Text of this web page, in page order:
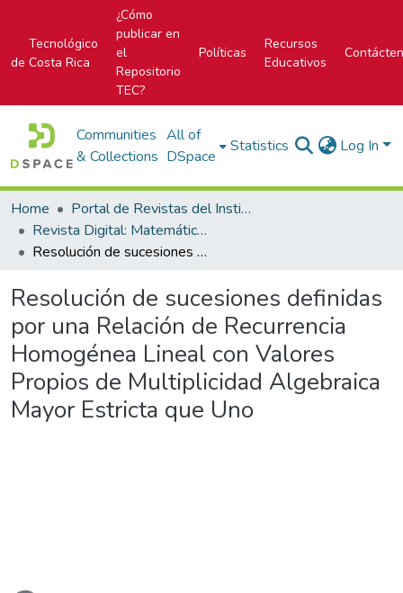
Tecnológico
de Costa Rica
¿Cómo
publicar en
el
Repositorio
TEC?
Políticas
Recursos
Educativos
Communities
& Collections
All of
DSpace
Statistics Log In
Home
Portal de Revistas del Instituto Tecnológico de Costa Rica
Revista Digital: Matemática, Educación e Internet
Resolución de sucesiones definidas por una Relación de Recurrencia Homogénea Lineal con Valores Propios de Multiplicidad Algebraica Mayor Estricta que Uno
Resolución de sucesiones definidas
por una Relación de Recurrencia
Homogénea Lineal con Valores
Propios de Multiplicidad Algebraica
Mayor Estricta que Uno